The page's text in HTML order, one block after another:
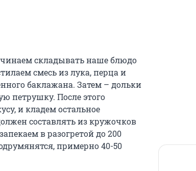
складывать наше блюдо
смесь из лука, перца и
баклажана. Затем – дольки
петрушку. После этого
и кладем остальное
составлять из кружочков
в разогретой до 200
примерно 40-50